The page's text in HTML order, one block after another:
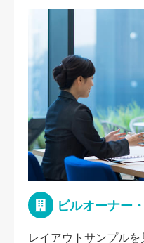
ビルオーナー
レイアウトサンプル